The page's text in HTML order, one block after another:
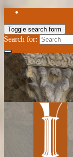
Toggle search form
Search for: